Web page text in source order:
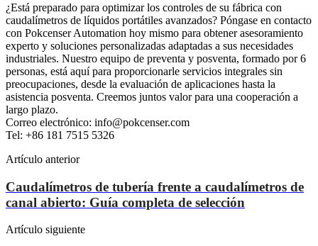
¿Está preparado para optimizar los controles de su fábrica con
caudalímetros de líquidos portátiles avanzados? Póngase en contacto
con Pokcenser Automation hoy mismo para obtener asesoramiento
experto y soluciones personalizadas adaptadas a sus necesidades
industriales. Nuestro equipo de preventa y posventa, formado por 6
personas, está aquí para proporcionarle servicios integrales sin
preocupaciones, desde la evaluación de aplicaciones hasta la
asistencia posventa. Creemos juntos valor para una cooperación a
largo plazo.
Correo electrónico: info@pokcenser.com
Tel: +86 181 7515 5326
Artículo anterior
Caudalímetros de tubería frente a caudalímetros de
canal abierto: Guía completa de selección
Artículo siguiente